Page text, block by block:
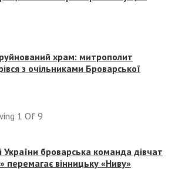
храм: митрополит
з очільниками Броварської
1 Of 9
України броварська команда дівчат
перемагає вінницьку «Ниву»